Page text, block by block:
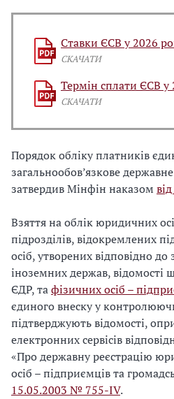
Ставки ЄСВ у 2026
СКАЧАТИ
Термін сплати ЄСВ у
СКАЧАТИ
Порядок обліку платників
загальнообов’язкове
затвердив Мінфін наказом
Взяття на облік юридичних
підрозділів, відокремлених
осіб, утворених відповідно до
іноземних держав, відомості
ЄДР, тафізичних осіб –
єдиного внеску у
підтверджують відомості,
електронних сервісів
«Про державну реєстрацію
осіб – підприємців та
15.05.2003 № 755-ІV.